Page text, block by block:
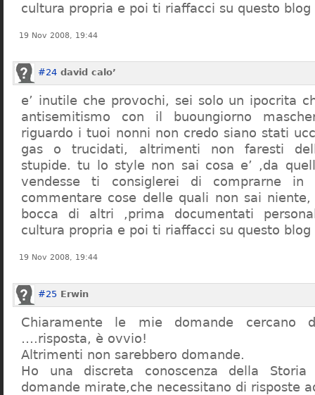
cultura propria e poi ti riaffacci su questo blog
19 Nov 2008, 19:44
#24 david calo’
e’ inutile che provochi, sei solo un ipocrita
antisemitismo con il buoungiorno
riguardo i tuoi nonni non credo siano stati
gas o trucidati, altrimenti non faresti
stupide. tu lo style non sai cosa e’ ,da
vendesse ti consiglerei di comprarne in
commentare cose delle quali non sai
bocca di altri ,prima documentati
cultura propria e poi ti riaffacci su questo blog
19 Nov 2008, 19:44
#25 Erwin
Chiaramente le mie domande cercano
….risposta, è ovvio!
Altrimenti non sarebbero domande.
Ho una discreta conoscenza della
domande mirate,che necessitano di risposte